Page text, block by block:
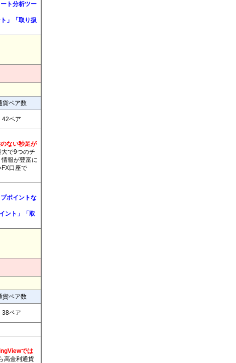
ト分析ツー
」「取り扱
貨ペア数
42ペア
ない秒足が
で9つのチ
報が豊富に
口座で
ポイントな
ント」「取
貨ペア数
38ペア
では
高金利通貨